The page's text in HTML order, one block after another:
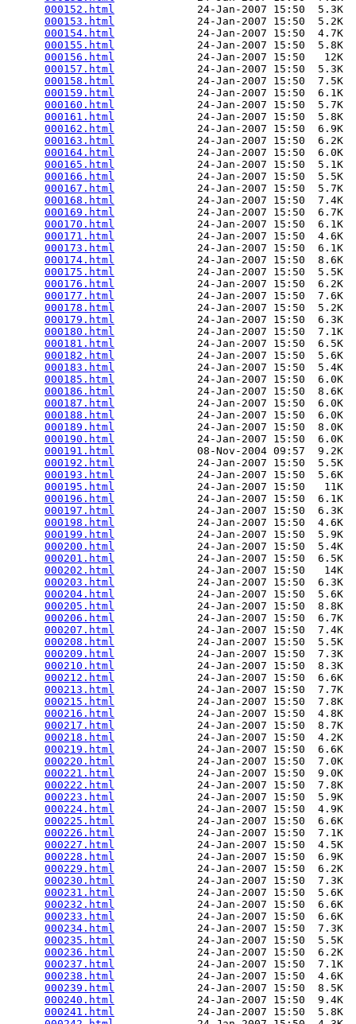
000152.html
             24-Jan-2007 15:50  5.3K
000153.html
             24-Jan-2007 15:50  5.2K
000154.html
             24-Jan-2007 15:50  4.7K
000155.html
             24-Jan-2007 15:50  5.8K
000156.html
             24-Jan-2007 15:50   12K
000157.html
             24-Jan-2007 15:50  5.3K
000158.html
             24-Jan-2007 15:50  7.5K
000159.html
             24-Jan-2007 15:50  6.1K
000160.html
             24-Jan-2007 15:50  5.7K
000161.html
             24-Jan-2007 15:50  5.8K
000162.html
             24-Jan-2007 15:50  6.9K
000163.html
             24-Jan-2007 15:50  6.2K
000164.html
             24-Jan-2007 15:50  6.0K
000165.html
             24-Jan-2007 15:50  5.1K
000166.html
             24-Jan-2007 15:50  5.5K
000167.html
             24-Jan-2007 15:50  5.7K
000168.html
             24-Jan-2007 15:50  7.4K
000169.html
             24-Jan-2007 15:50  6.7K
000170.html
             24-Jan-2007 15:50  6.1K
000171.html
             24-Jan-2007 15:50  4.6K
000173.html
             24-Jan-2007 15:50  6.1K
000174.html
             24-Jan-2007 15:50  8.6K
000175.html
             24-Jan-2007 15:50  5.5K
000176.html
             24-Jan-2007 15:50  6.2K
000177.html
             24-Jan-2007 15:50  7.6K
000178.html
             24-Jan-2007 15:50  5.2K
000179.html
             24-Jan-2007 15:50  6.3K
000180.html
             24-Jan-2007 15:50  7.1K
000181.html
             24-Jan-2007 15:50  6.5K
000182.html
             24-Jan-2007 15:50  5.6K
000183.html
             24-Jan-2007 15:50  5.4K
000185.html
             24-Jan-2007 15:50  6.0K
000186.html
             24-Jan-2007 15:50  8.6K
000187.html
             24-Jan-2007 15:50  6.0K
000188.html
             24-Jan-2007 15:50  6.0K
000189.html
             24-Jan-2007 15:50  8.0K
000190.html
             24-Jan-2007 15:50  6.0K
000191.html
             08-Nov-2004 09:57  9.2K
000192.html
             24-Jan-2007 15:50  5.5K
000193.html
             24-Jan-2007 15:50  5.6K
000195.html
             24-Jan-2007 15:50   11K
000196.html
             24-Jan-2007 15:50  6.1K
000197.html
             24-Jan-2007 15:50  6.3K
000198.html
             24-Jan-2007 15:50  4.6K
000199.html
             24-Jan-2007 15:50  5.9K
000200.html
             24-Jan-2007 15:50  5.4K
000201.html
             24-Jan-2007 15:50  6.5K
000202.html
             24-Jan-2007 15:50   14K
000203.html
             24-Jan-2007 15:50  6.3K
000204.html
             24-Jan-2007 15:50  5.6K
000205.html
             24-Jan-2007 15:50  8.8K
000206.html
             24-Jan-2007 15:50  6.7K
000207.html
             24-Jan-2007 15:50  7.4K
000208.html
             24-Jan-2007 15:50  5.5K
000209.html
             24-Jan-2007 15:50  7.3K
000210.html
             24-Jan-2007 15:50  8.3K
000212.html
             24-Jan-2007 15:50  6.6K
000213.html
             24-Jan-2007 15:50  7.7K
000215.html
             24-Jan-2007 15:50  7.8K
000216.html
             24-Jan-2007 15:50  4.8K
000217.html
             24-Jan-2007 15:50  8.7K
000218.html
             24-Jan-2007 15:50  4.2K
000219.html
             24-Jan-2007 15:50  6.6K
000220.html
             24-Jan-2007 15:50  7.0K
000221.html
             24-Jan-2007 15:50  9.0K
000222.html
             24-Jan-2007 15:50  7.8K
000223.html
             24-Jan-2007 15:50  5.9K
000224.html
             24-Jan-2007 15:50  4.9K
000225.html
             24-Jan-2007 15:50  6.6K
000226.html
             24-Jan-2007 15:50  7.1K
000227.html
             24-Jan-2007 15:50  4.5K
000228.html
             24-Jan-2007 15:50  6.9K
000229.html
             24-Jan-2007 15:50  6.2K
000230.html
             24-Jan-2007 15:50  7.3K
000231.html
             24-Jan-2007 15:50  5.6K
000232.html
             24-Jan-2007 15:50  6.6K
000233.html
             24-Jan-2007 15:50  6.6K
000234.html
             24-Jan-2007 15:50  7.3K
000235.html
             24-Jan-2007 15:50  5.5K
000236.html
             24-Jan-2007 15:50  6.2K
000237.html
             24-Jan-2007 15:50  7.1K
000238.html
             24-Jan-2007 15:50  4.6K
000239.html
             24-Jan-2007 15:50  8.5K
000240.html
             24-Jan-2007 15:50  9.4K
000241.html
             24-Jan-2007 15:50  5.8K